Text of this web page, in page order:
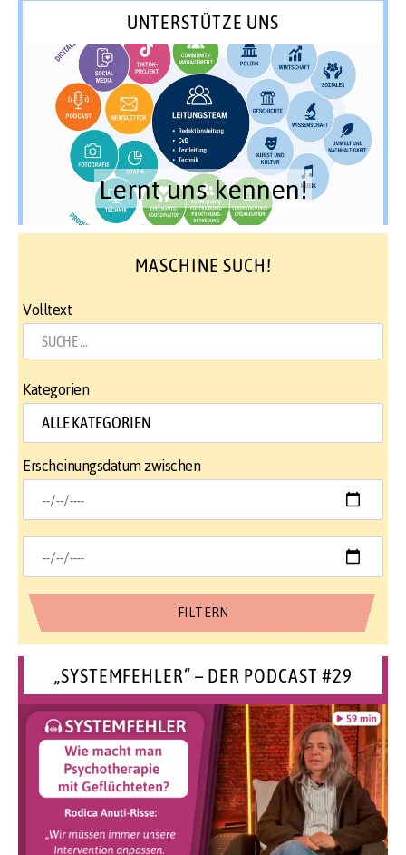
UNTERSTÜTZE UNS
Lernt uns kennen!
MASCHINE SUCH!
Volltext
Kategorien
Erscheinungsdatum zwischen
„SYSTEMFEHLER“ – DER PODCAST #29